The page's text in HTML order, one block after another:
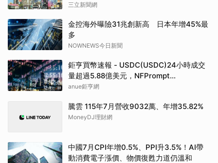
三立新聞網
金控海外曝險31兆創新高 日本年增45%最
多
NOWNEWS今日新聞
鉅亨買幣速報 - USDC(USDC)24小時成交
量超過5.88億美元，NFPrompt
Token(NFP)24小時漲幅達66.2%
anue鉅亨網
騰雲 115年7月營收9032萬、年增35.82%
MoneyDJ理財網
中國7月CPI年增0.5%、PPI升3.5%！AI帶
動消費電子漲價、物價復甦力道仍溫和